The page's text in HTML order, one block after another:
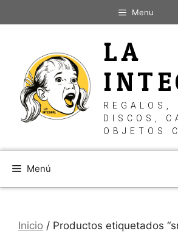
al
Menu
LA
REGALOS,
DISCOS,
OBJETOS
Menú
Inicio / Productos etiquetados